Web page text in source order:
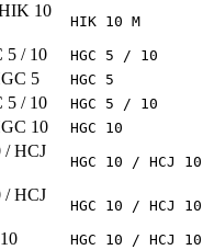
10
HIK 10 M
5 / 10 HGC 5 / 10
5 HGC 5
5 / 10 HGC 5 / 10
10 HGC 10
/ HCJ
HGC 10 / HCJ 10
/ HCJ
HGC 10 / HCJ 10
HGC 10 / HCJ 10